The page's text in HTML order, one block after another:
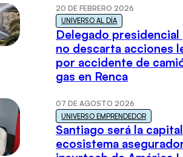
20 DE FEBRERO 2026
UNIVERSO AL DÍA
Delegado presidencial
no descarta acciones
por accidente de
gas en Renca
07 DE AGOSTO 2026
UNIVERSO EMPRENDEDOR
Santiago será la
ecosistema